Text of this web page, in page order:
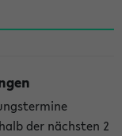
der nächsten 2